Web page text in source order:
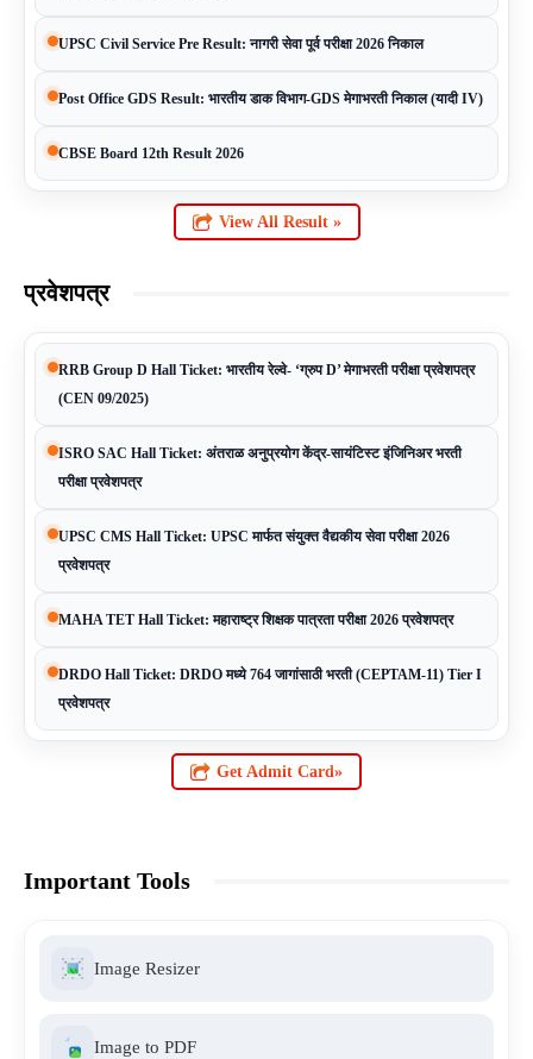
UPSC Civil Service Pre Result: नागरी सेवा पूर्व परीक्षा 2026 निकाल
Post Office GDS Result: भारतीय डाक विभाग-GDS मेगाभरती निकाल (यादी IV)
CBSE Board 12th Result 2026
View All Result »
प्रवेशपत्र
RRB Group D Hall Ticket: भारतीय रेल्वे- ‘ग्रुप D’ मेगाभरती परीक्षा प्रवेशपत्र
(CEN 09/2025)
ISRO SAC Hall Ticket: अंतराळ अनुप्रयोग केंद्र-सायंटिस्ट इंजिनिअर भरती
परीक्षा प्रवेशपत्र
UPSC CMS Hall Ticket: UPSC मार्फत संयुक्त वैद्यकीय सेवा परीक्षा 2026
प्रवेशपत्र
MAHA TET Hall Ticket: महाराष्ट्र शिक्षक पात्रता परीक्षा 2026 प्रवेशपत्र
DRDO Hall Ticket: DRDO मध्ये 764 जागांसाठी भरती (CEPTAM-11) Tier I
प्रवेशपत्र
Get Admit Card»
Important Tools
Image Resizer
Image to PDF